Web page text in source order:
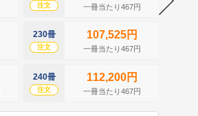
注文 一冊当たり467円
230冊
注文
107,525円
一冊当たり467円
240冊
注文
112,200円
一冊当たり467円